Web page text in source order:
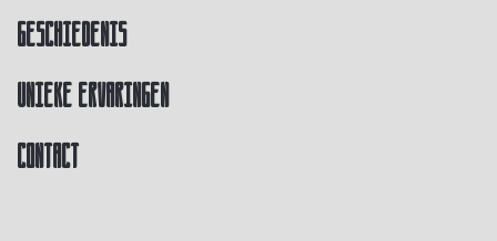
Geschiedenis
Unieke ervaringen
Contact